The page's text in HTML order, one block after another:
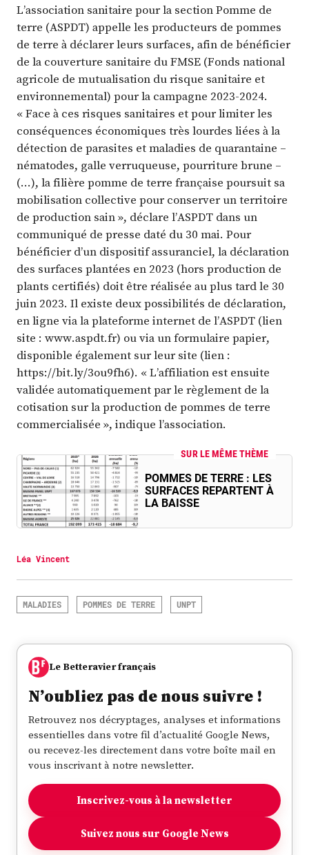
L’association sanitaire pour la section Pomme de
terre (ASPDT) appelle les producteurs de pommes
de terre à déclarer leurs surfaces, afin de bénéficier
de la couverture sanitaire du FMSE (Fonds national
agricole de mutualisation du risque sanitaire et
environnemental) pour la campagne 2023-2024.
« Face à ces risques sanitaires et pour limiter les
conséquences économiques très lourdes liées à la
détection de parasites et maladies de quarantaine –
nématodes, galle verruqueuse, pourriture brune –
(…), la filière pomme de terre française poursuit sa
mobilisation collective pour conserver un territoire
de production sain », déclare l’ASPDT dans un
communiqué de presse daté du 30 mai. Pour
bénéficier d’un dispositif assuranciel, la déclaration
des surfaces plantées en 2023 (hors production de
plants certifiés) doit être réalisée au plus tard le 30
juin 2023. Il existe deux possibilités de déclaration,
en ligne via la plateforme internet de l’ASPDT (lien
site : www.aspdt.fr) ou via un formulaire papier,
disponible également sur leur site (lien :
https://bit.ly/3ou9fh6). « L’affiliation est ensuite
validée automatiquement par le règlement de la
cotisation sur la production de pommes de terre
commercialisée », indique l’association.
SUR LE MÊME THÈME
POMMES DE TERRE : LES
SURFACES REPARTENT À
LA BAISSE
Léa Vincent
MALADIES POMMES DE TERRE UNPT
Le Betteravier français
N’oubliez pas de nous suivre !
Retrouvez nos décryptages, analyses et informations
essentielles dans votre fil d’actualité Google News,
ou recevez-les directement dans votre boîte mail en
vous inscrivant à notre newsletter.
Inscrivez-vous à la newsletter
Suivez nous sur Google News